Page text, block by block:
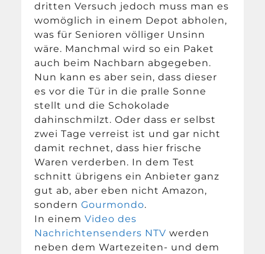
dritten Versuch jedoch muss man es
womöglich in einem Depot abholen,
was für Senioren völliger Unsinn
wäre. Manchmal wird so ein Paket
auch beim Nachbarn abgegeben.
Nun kann es aber sein, dass dieser
es vor die Tür in die pralle Sonne
stellt und die Schokolade
dahinschmilzt. Oder dass er selbst
zwei Tage verreist ist und gar nicht
damit rechnet, dass hier frische
Waren verderben. In dem Test
schnitt übrigens ein Anbieter ganz
gut ab, aber eben nicht Amazon,
sondernGourmondo.
In einemVideo des
Nachrichtensenders NTV werden
neben dem Wartezeiten- und dem